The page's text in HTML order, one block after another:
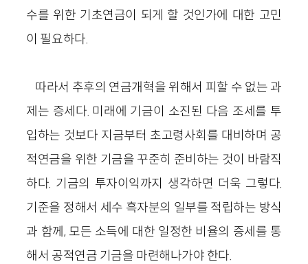
수를 위한 기초연금이 되게 할 것인가에 대한 고민
이 필요하다.
따라서 추후의 연금개혁을 위해서 피할 수 없는 과
제는 증세다. 미래에 기금이 소진된 다음 조세를 투
입하는 것보다 지금부터 초고령사회를 대비하며 공
적연금을 위한 기금을 꾸준히 준비하는 것이 바람직
하다. 기금의 투자이익까지 생각하면 더욱 그렇다.
기준을 정해서 세수 흑자분의 일부를 적립하는 방식
과 함께, 모든 소득에 대한 일정한 비율의 증세를 통
해서 공적연금 기금을 마련해나가야 한다.